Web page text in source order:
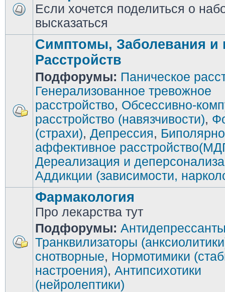
Если хочется поделиться о
высказаться
Симптомы, Заболевания и
Расстройств
Подфорумы: Паническое
Генерализованное тревожное
расстройство, Обсессивно-
расстройство (навязчивости),
(страхи), Депрессия,
аффективное
Дереализация и
Аддикции (зависимости,
Фармакология
Про лекарства тут
Подфорумы:
Транквилизаторы
снотворные, Нормотимики
настроения), Антипсихотики
(нейролептики)